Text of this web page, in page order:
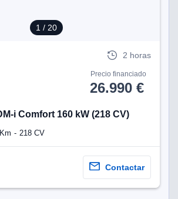
1 / 20
2 horas
Precio financiado
26.990 €
i Comfort 160 kW (218 CV)
218 CV
Contactar